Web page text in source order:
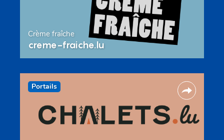
Crème fraîche
creme-fraiche.lu
Portails